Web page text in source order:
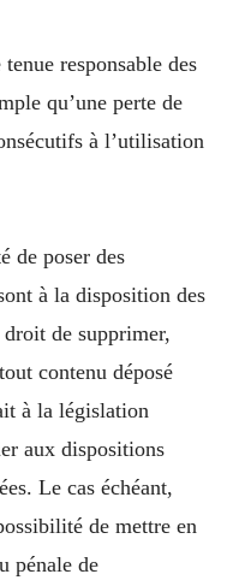
responsable des
qu’une perte de
à l’utilisation
de poser des
à la disposition des
de supprimer,
contenu déposé
à la législation
aux dispositions
Le cas échéant,
de mettre en
pénale de